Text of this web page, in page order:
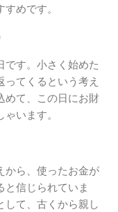
めです。
です。小さく始めた
てくるという考え
めて、この日にお財
います。
から、使ったお金が
と信じられていま
して、古くから親し